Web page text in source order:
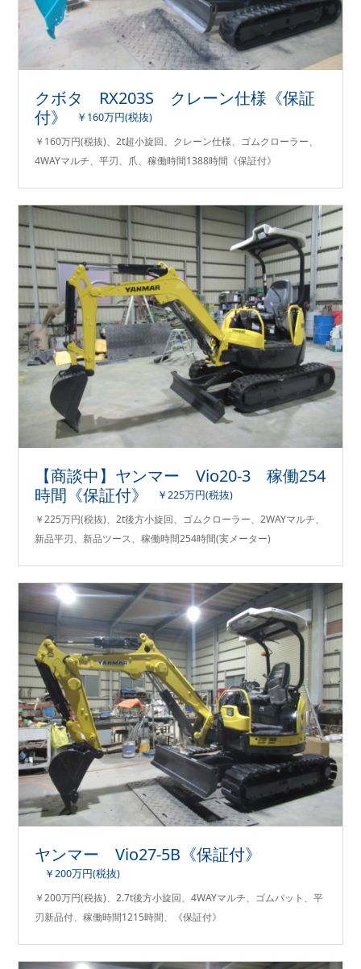
クボタ RX203S クレーン仕様《保証
付》
￥160万円(税抜)
￥160万円(税抜)、2t超小旋回、クレーン仕様、ゴムクローラー、
4WAYマルチ、平刃、爪、稼働時間1388時間《保証付》
【商談中】ヤンマー Vio20-3 稼働254
時間《保証付》
￥225万円(税抜)
￥225万円(税抜)、2t後方小旋回、ゴムクローラー、2WAYマルチ、
新品平刃、新品ツース、稼働時間254時間(実メーター)
ヤンマー Vio27-5B《保証付》
￥200万円(税抜)
￥200万円(税抜)、2.7t後方小旋回、4WAYマルチ、ゴムパット、平
刃新品付、稼働時間1215時間、《保証付》